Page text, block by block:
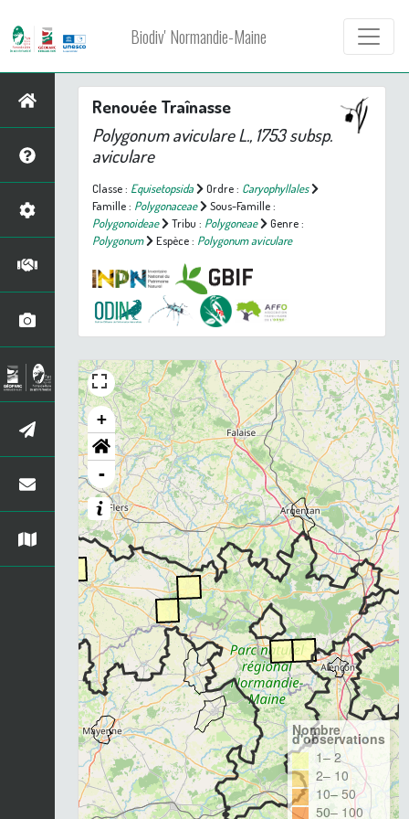
Biodiv' Normandie-Maine
Renouée Traînasse
Polygonum aviculareL., 1753 subsp.
aviculare
Classe : Equisetopsida Ordre : Caryophyllales
Famille : Polygonaceae
Sous-Famille :
Polygonoideae
Tribu : Polygoneae
Genre :
Polygonum
Espèce : Polygonum aviculare
+
-
Nombre
d'observations
1– 2
2– 10
10– 50
50– 100